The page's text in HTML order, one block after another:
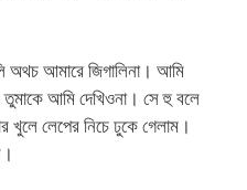
অথচ আমারে জিগালিনা। আমি
তুমাকে আমি দেখিওনা। সে হু বলে
খুলে লেপের নিচে ঢুকে গেলাম।